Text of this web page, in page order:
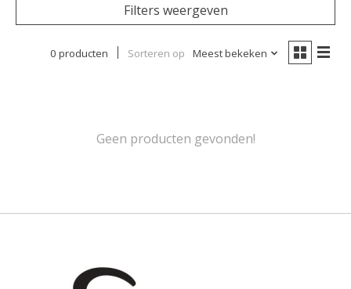
Filters weergeven
0 producten Sorteren op Meest bekeken
Geen producten gevonden!